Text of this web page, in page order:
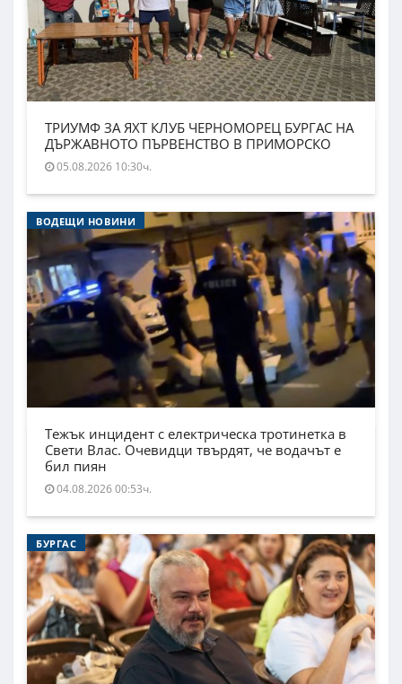
ТРИУМФ ЗА ЯХТ КЛУБ ЧЕРНОМОРЕЦ БУРГАС НА
ДЪРЖАВНОТО ПЪРВЕНСТВО В ПРИМОРСКО
05.08.2026 10:30ч.
ВОДЕЩИ НОВИНИ
Тежък инцидент с електрическа тротинетка в
Свети Влас. Очевидци твърдят, че водачът е
бил пиян
04.08.2026 00:53ч.
БУРГАС